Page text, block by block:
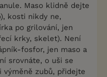
Maso klidně dejte
kosti nikdy ne,
po grilování, jen
krky, skelet). Není
fosfor, jen maso a
srovnáte, o uši se
výměně zubů, přidejte